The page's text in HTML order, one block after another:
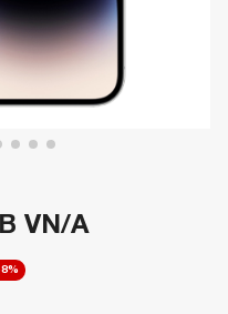
VN/A